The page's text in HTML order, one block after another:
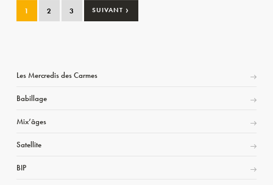
1 2 3 SUIVANT ›
Les Mercredis des Carmes
Babillage
Mix’âges
Satellite
BIP